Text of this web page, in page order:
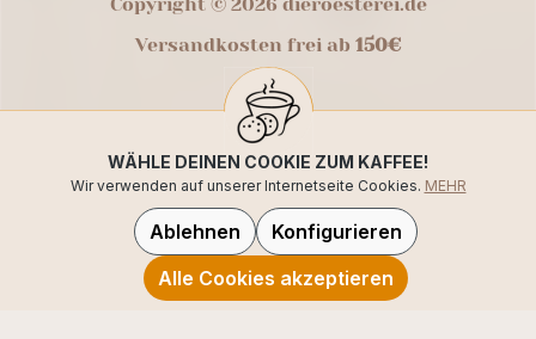
Copyright © 2026 dieroesterei.de
Versandkosten frei ab 150€
WÄHLE DEINEN COOKIE ZUM KAFFEE!
Wir verwenden auf unserer Internetseite Cookies. MEHR
Ablehnen
Konfigurieren
Alle Cookies akzeptieren